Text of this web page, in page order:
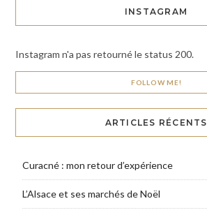
INSTAGRAM
Instagram n'a pas retourné le status 200.
FOLLOW ME!
ARTICLES RÉCENTS
Curacné : mon retour d’expérience
L’Alsace et ses marchés de Noël